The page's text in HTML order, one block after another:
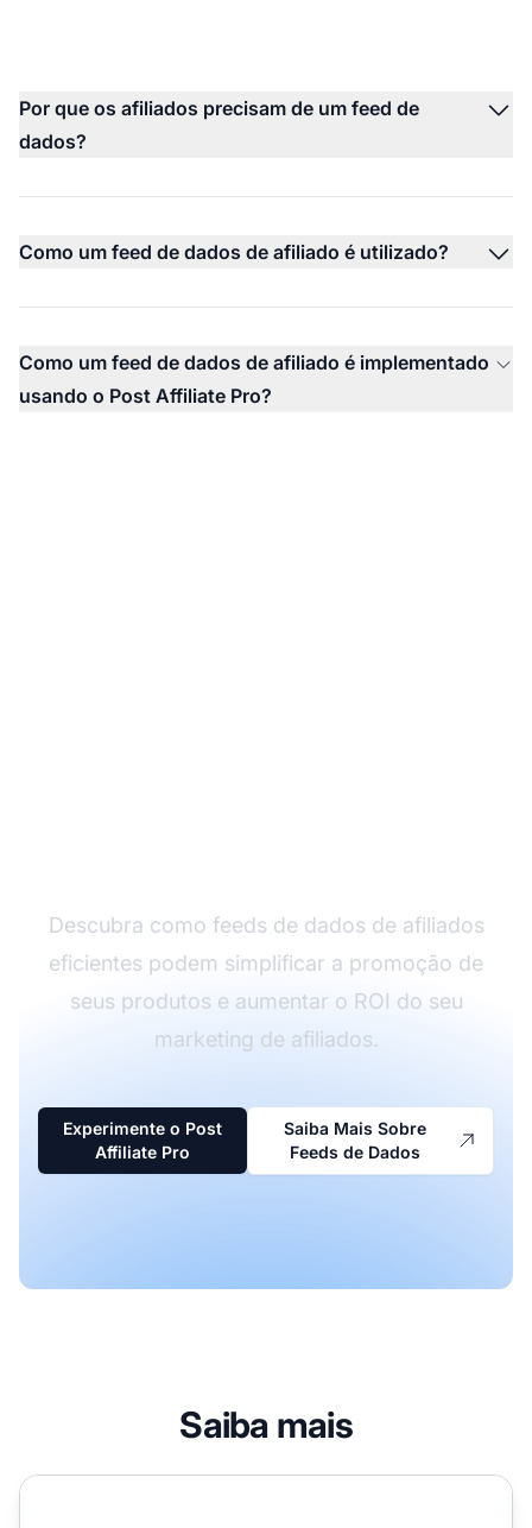
Por que os afiliados precisam de um feed de
dados?
Como um feed de dados de afiliado é utilizado?
Como um feed de dados de afiliado é implementado
usando o Post Affiliate Pro?
Descubra como feeds de dados de afiliados
eficientes podem simplificar a promoção de
seus produtos e aumentar o ROI do seu
marketing de afiliados.
Experimente o Post
Affiliate Pro
Saiba Mais Sobre
Feeds de Dados
Saiba mais
Como um Feed de Dados de Afiliados é Utilizado?